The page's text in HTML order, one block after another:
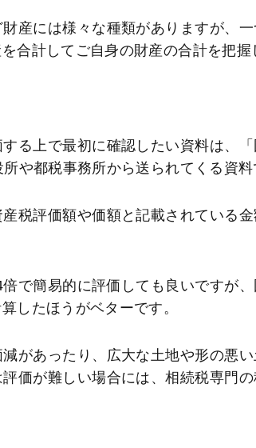
産には様々な種類がありますが、
合計してご自身の財産の合計を把握
る上で最初に確認したい資料は、
や都税事務所から送られてくる資料
税評価額や価額と記載されている
で簡易的に評価しても良いですが
したほうがベターです。
があったり、広大な土地や形の悪
価が難しい場合には、相続税専門